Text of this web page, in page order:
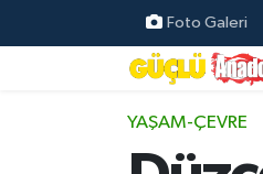
Foto Galeri
YAŞAM-ÇEVRE
Özel Haber